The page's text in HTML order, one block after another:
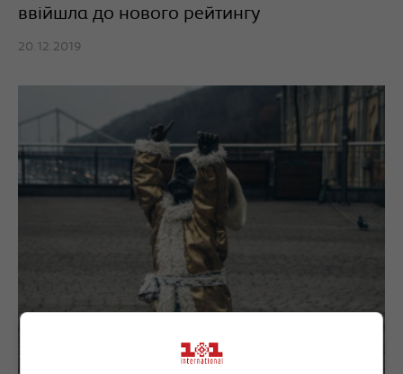
ввійшла до нового рейтингу
20.12.2019